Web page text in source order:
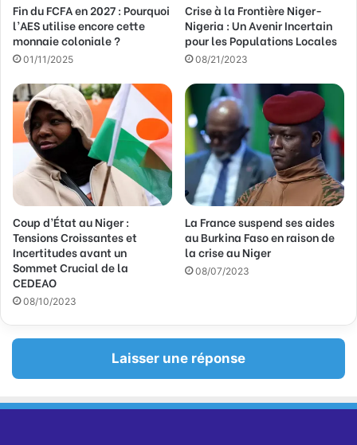
e
E
m
a
l
Fin du FCFA en 2027 : Pourquoi
l’AES utilise encore cette
monnaie coloniale ?
01/11/2025
Crise à la Frontière Niger-
Nigeria : Un Avenir Incertain
pour les Populations Locales
08/21/2023
Coup d’État au Niger :
Tensions Croissantes et
Incertitudes avant un
Sommet Crucial de la
CEDEAO
08/10/2023
La France suspend ses aides
au Burkina Faso en raison de
la crise au Niger
08/07/2023
Laisser une réponse